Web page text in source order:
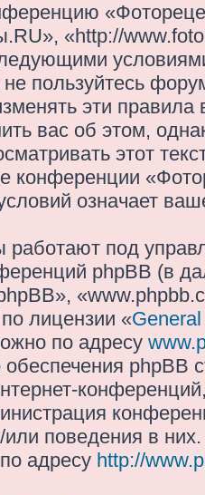
«http://
не пользуйтесь
эти
вас об этом,
этот
конференции
означает
под
phpBB (в
лицензии «
по адресу
phpBB
поведения в
адресу http://